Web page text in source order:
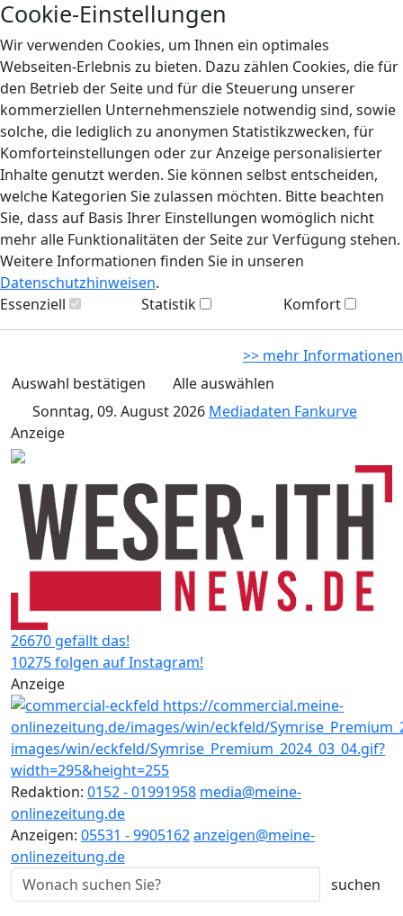
Cookie-Einstellungen
Wir verwenden Cookies, um Ihnen ein optimales
Webseiten-Erlebnis zu bieten. Dazu zählen Cookies, die für
den Betrieb der Seite und für die Steuerung unserer
kommerziellen Unternehmensziele notwendig sind, sowie
solche, die lediglich zu anonymen Statistikzwecken, für
Komforteinstellungen oder zur Anzeige personalisierter
Inhalte genutzt werden. Sie können selbst entscheiden,
welche Kategorien Sie zulassen möchten. Bitte beachten
Sie, dass auf Basis Ihrer Einstellungen womöglich nicht
mehr alle Funktionalitäten der Seite zur Verfügung stehen.
Weitere Informationen finden Sie in unseren
Datenschutzhinweisen.
Essenziell
Statistik Komfort
>> mehr Informationen
Auswahl bestätigen
Alle auswählen
Sonntag, 09. August 2026 Mediadaten Fankurve
Anzeige
26670 gefällt das!
10275 folgen auf Instagram!
Anzeige
Redaktion: 0152 - 01991958 media@meine-
onlinezeitung.de
Anzeigen: 05531 - 9905162anzeigen@meine-
onlinezeitung.de